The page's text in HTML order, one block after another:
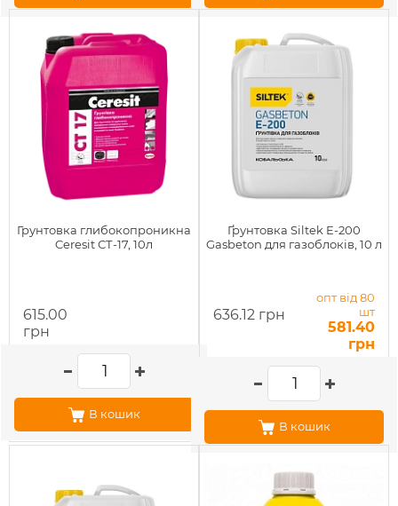
Грунтовка глибокопроникна
Ceresit СТ-17, 10л
615.00
грн
В кошик
Ґрунтовка Siltek E-200
Gasbeton для газоблоків, 10 л
636.12 грн
опт від 80
шт
581.40
грн
В кошик